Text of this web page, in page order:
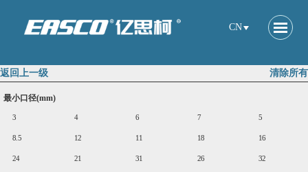
CN
清除所有
返回上一级
最小口径(mm)
3 4 6 7 5
8.5 12 11 18 16
24 21 31 26 32